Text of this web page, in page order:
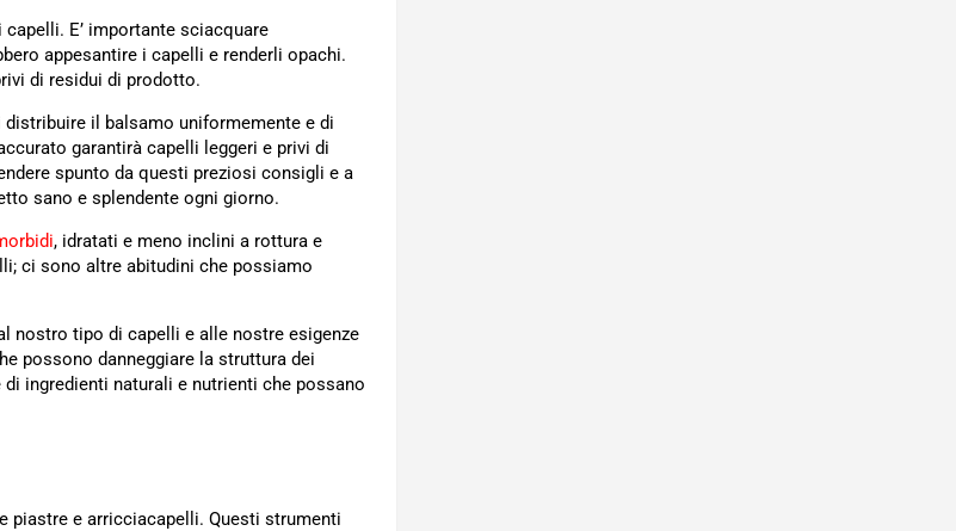
E’ importante sciacquare
appesantire i capelli e renderli opachi.
di residui di prodotto.
il balsamo uniformemente e di
garantirà capelli leggeri e privi di
spunto da questi preziosi consigli e a
sano e splendente ogni giorno.
, idratati e meno inclini a rottura e
ci sono altre abitudini che possiamo
nostro tipo di capelli e alle nostre esigenze
possono danneggiare la struttura dei
ingredienti naturali e nutrienti che possano
piastre e arricciacapelli. Questi strumenti